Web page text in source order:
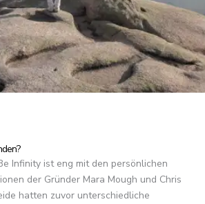
Infinity ist eng mit den persönlichen
der Gründer Mara Mough und Chris
hatten zuvor unterschiedliche